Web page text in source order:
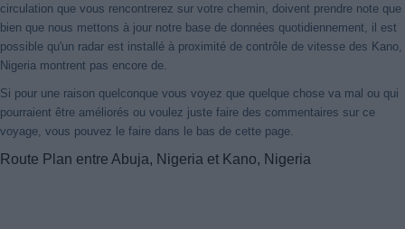
circulation que vous rencontrerez sur votre chemin, doivent prendre note que
bien que nous mettons à jour notre base de données quotidiennement, il est
possible qu'un radar est installé à proximité de contrôle de vitesse des Kano,
Nigeria montrent pas encore de.
Si pour une raison quelconque vous voyez que quelque chose va mal ou qui
pourraient être améliorés ou voulez juste faire des commentaires sur ce
voyage, vous pouvez le faire dans le bas de cette page.
Route Plan entre Abuja, Nigeria et Kano, Nigeria